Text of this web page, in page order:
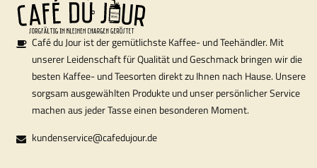
Café du Jour ist der gemütlichste Kaffee- und Teehändler. Mit
unserer Leidenschaft für Qualität und Geschmack bringen wir die
besten Kaffee- und Teesorten direkt zu Ihnen nach Hause. Unsere
sorgsam ausgewählten Produkte und unser persönlicher Service
machen aus jeder Tasse einen besonderen Moment.
kundenservice@cafedujour.de